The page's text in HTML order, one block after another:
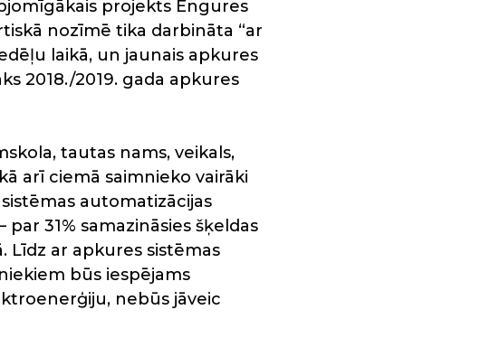
projekts Engures
nozīmē tika darbināta “ar
laikā, un jaunais apkures
2018./2019. gada apkures
tautas nams, veikals,
arī ciemā saimnieko vairāki
automatizācijas
31% samazināsies šķeldas
Līdz ar apkures sistēmas
būs iespējams
nebūs jāveic